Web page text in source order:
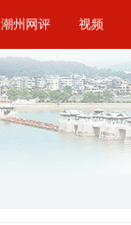
潮州网评 视频